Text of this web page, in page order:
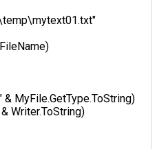
MyFile.GetType.ToString)
Writer.ToString)